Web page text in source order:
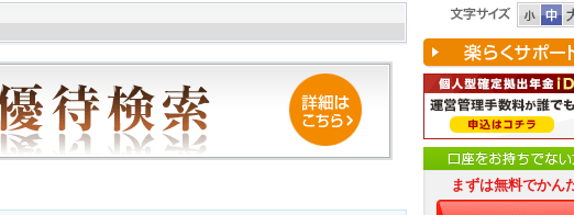
まずは無料でかん